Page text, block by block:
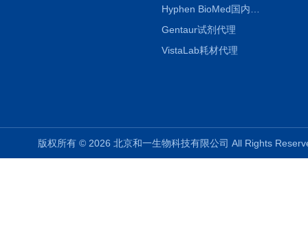
Gentaur试剂代理
VistaLab耗材代理
版权所有 © 2026 北京和一生物科技有限公司 All Rights